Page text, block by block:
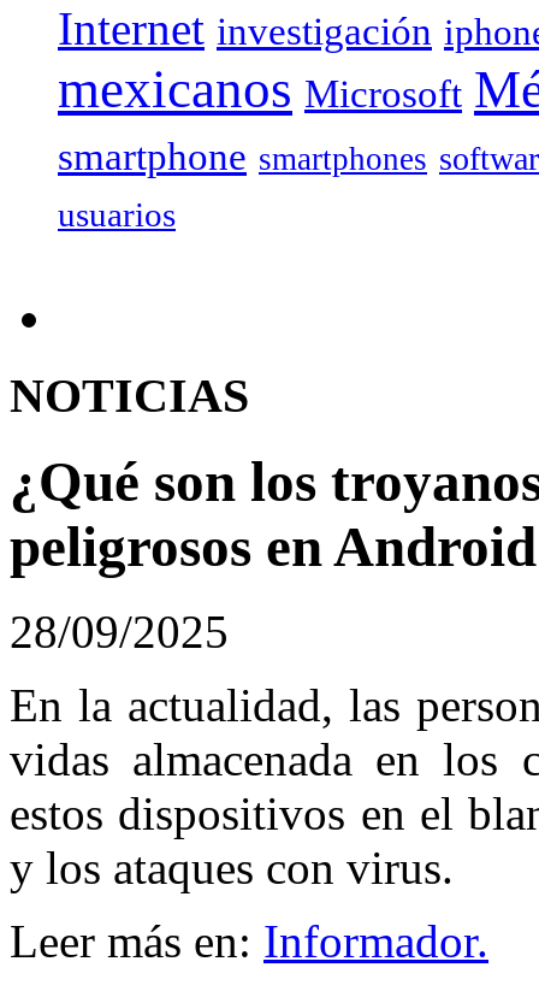
Internet investigación
mexicanos Microsoft
smartphone smartphones
usuarios
NOTICIAS
¿Qué son los
peligrosos en
28/09/2025
En la actualidad, las
vidas almacenada en los
estos dispositivos en el
y los ataques con virus.
Leer más en: Informador.